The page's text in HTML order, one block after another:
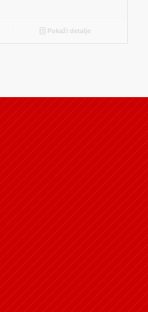
Pokaži detalje